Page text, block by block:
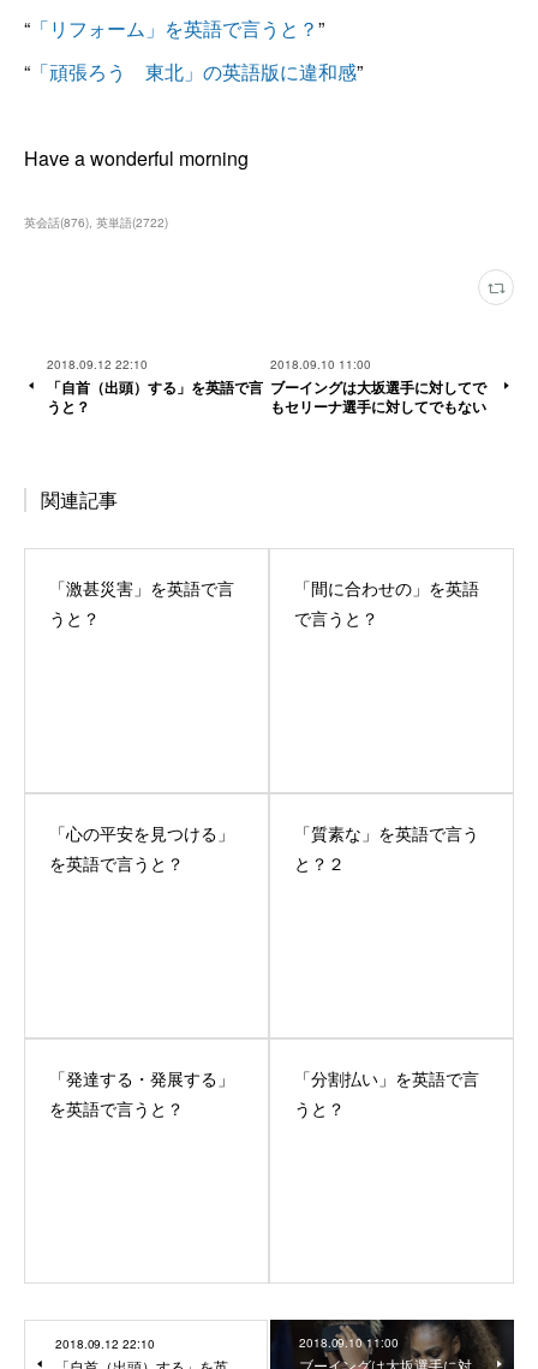
“ 「リフォーム」を英語で言うと？”
“ 「頑張ろう 東北」の英語版に違和感”
Have a wonderful morning
英会話(876) 英単語(2722)
2018.09.12 22:10
「自首（出頭）する」を英語で言
うと？
2018.09.10 11:00
ブーイングは大坂選手に対してで
もセリーナ選手に対してでもない
関連記事
「激甚災害」を英語で言
うと？
「間に合わせの」を英語
で言うと？
「心の平安を見つける」
を英語で言うと？
「質素な」を英語で言う
と？２
「発達する・発展する」
を英語で言うと？
「分割払い」を英語で言
うと？
2018.09.12 22:10 2018.09.10 11:00
ブーイングは大坂選手に対